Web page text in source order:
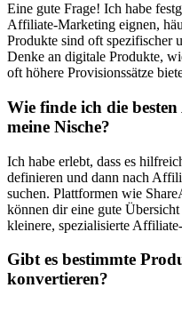
Eine gute Frage! Ich‌ habe
Affiliate-Marketing eignen,
Produkte sind oft spezifischer
Denke ⁣an digitale Produkte,
oft ​höhere Provisionssätze
Wie finde ⁢ich die
meine⁤ Nische?
Ich habe‌ erlebt, dass es‌
definieren und dann ⁢nach
suchen. ​Plattformen wie​
⁣können dir ‍eine gute
‍kleinere, spezialisierte
Gibt⁣ es bestimmte
konvertieren?